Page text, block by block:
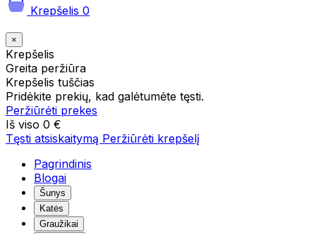
Krepšelis 0
×
Krepšelis
Greita peržiūra
Krepšelis tuščias
Pridėkite prekių, kad galėtumėte tęsti.
Peržiūrėti prekes
Iš viso 0 €
Tęsti atsiskaitymą Peržiūrėti krepšelį
Pagrindinis
Blogai
Šunys
Katės
Graužikai